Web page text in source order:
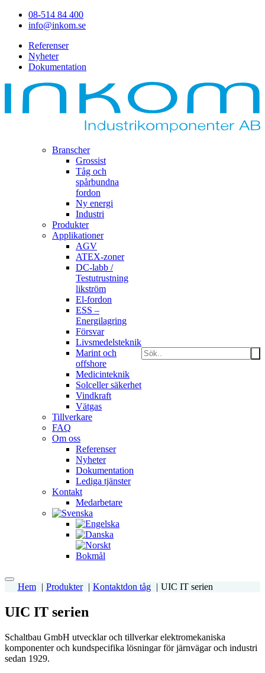
08-514 84 400
info@inkom.se
Referenser
Nyheter
Dokumentation
Branscher
Grossist
Tåg och
spårbundna
fordon
Ny energi
Industri
Produkter
Applikationer
AGV
ATEX-zoner
DC-labb /
Testutrustning
likström
El-fordon
ESS –
Energilagring
Försvar
Livsmedelsteknik
Marint och
offshore
Medicinteknik
Solceller säkerhet
Vindkraft
Vätgas
Tillverkare
FAQ
Om oss
Referenser
Nyheter
Dokumentation
Lediga tjänster
Kontakt
Medarbetare
Hem Produkter Kontaktdon tåg UIC IT serien
UIC IT serien
Schaltbau GmbH utvecklar och tillverkar elektromekaniska
komponenter och kundspecifika lösningar för järnvägar och industri
sedan 1929.